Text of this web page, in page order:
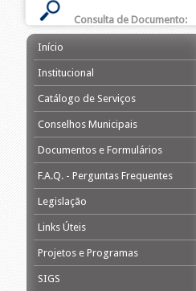
Consulta de Documento:
Início
Institucional
Catálogo de Serviços
Conselhos Municipais
Documentos e Formulários
F.A.Q. - Perguntas Frequentes
Legislação
Links Úteis
Projetos e Programas
SIGS